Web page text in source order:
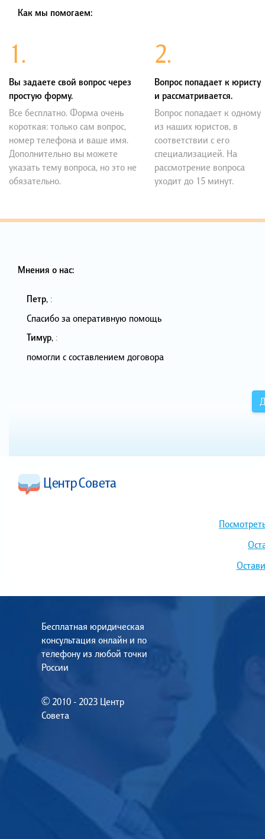
Как мы помогаем:
1.
Вы задаете свой вопрос через
простую форму.
Все бесплатно. Форма очень
короткая: только сам вопрос,
номер телефона и ваше имя.
Дополнительно вы можете
указать тему вопроса, но это не
обязательно.
2.
Вопрос попадает к юристу
и рассматривается.
Вопрос попадает к одному
из наших юристов, в
соответствии с его
специализацией. На
рассмотрение вопроса
уходит до 15 минут.
Мнения о нас:
Петр, :
Спасибо за оперативную помощь
Тимур, :
помогли с составлением договора
Бесплатная юридическая
консультация онлайн и по
телефону из любой точки
России
© 2010 - 2023 Центр
Совета